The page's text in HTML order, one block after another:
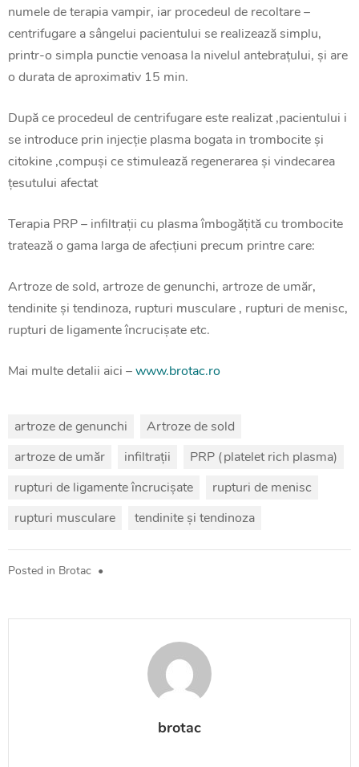
numele de terapia vampir, iar procedeul de recoltare –
centrifugare a sângelui pacientului se realizează simplu,
printr-o simpla punctie venoasa la nivelul antebrațului, și are
o durata de aproximativ 15 min.
După ce procedeul de centrifugare este realizat ,pacientului i
se introduce prin injecție plasma bogata in trombocite și
citokine ,compuși ce stimulează regenerarea și vindecarea
țesutului afectat
Terapia PRP – infiltrații cu plasma îmbogățită cu trombocite
tratează o gama larga de afecțiuni precum printre care:
Artroze de sold, artroze de genunchi, artroze de umăr,
tendinite și tendinoza, rupturi musculare , rupturi de menisc,
rupturi de ligamente încrucișate etc.
Mai multe detalii aici –www.brotac.ro
artroze de genunchi
Artroze de sold
artroze de umăr
infiltrații
PRP (platelet rich plasma)
rupturi de ligamente încrucișate
rupturi de menisc
rupturi musculare
tendinite și tendinoza
Posted in Brotac •
brotac